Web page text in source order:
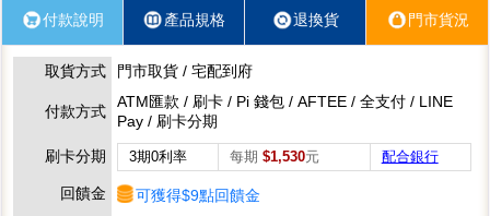
付款說明 產品規格 退換貨 門市貨況
取貨方式 門市取貨 / 宅配到府
付款方式
ATM匯款 / 刷卡 / Pi 錢包 / AFTEE / 全支付 / LINE
Pay / 刷卡分期
刷卡分期
3期0利率 每期 $1,530元 配合銀行
回饋金 可獲得$9點回饋金